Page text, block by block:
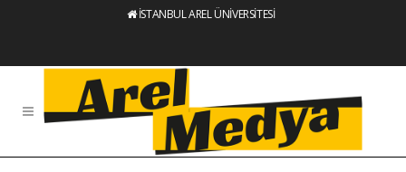
İSTANBUL AREL ÜNİVERSİTESİ